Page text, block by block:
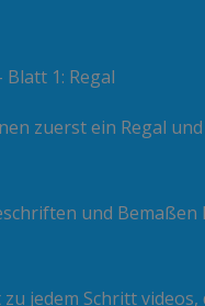
1: Regal
zuerst ein Regal
und
zu jedem Schritt